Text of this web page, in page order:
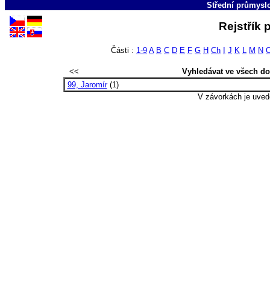
Střední
Rejstřík
Části : 1-9 A B C D E F G H Ch J K L M N
<<
Vyhledávat ve všech
99, Jaromír(1)
V závorkách je